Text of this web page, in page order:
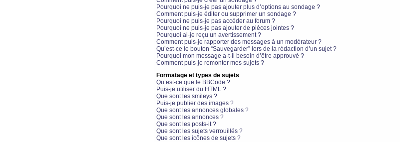
Pourquoi ne puis-je pas ajouter plus d’options au sondage ?
Comment puis-je éditer ou supprimer un sondage ?
Pourquoi ne puis-je pas accéder au forum ?
Pourquoi ne puis-je pas ajouter de pièces jointes ?
Pourquoi ai-je reçu un avertissement ?
Comment puis-je rapporter des messages à un modérateur ?
Qu’est-ce le bouton “Sauvegarder” lors de la rédaction d’un sujet ?
Pourquoi mon message a-t-il besoin d’être approuvé ?
Comment puis-je remonter mes sujets ?
Formatage et types de sujets
Qu’est-ce que le BBCode ?
Puis-je utiliser du HTML ?
Que sont les smileys ?
Puis-je publier des images ?
Que sont les annonces globales ?
Que sont les annonces ?
Que sont les posts-it ?
Que sont les sujets verrouillés ?
Que sont les icônes de sujets ?